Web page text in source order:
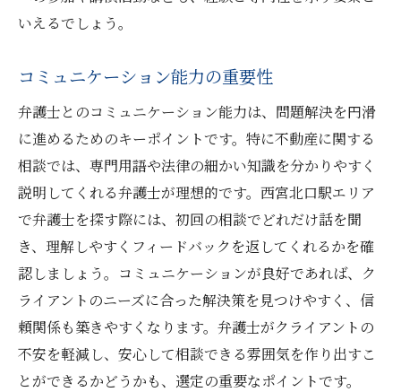
とは
相談しやすい雰囲気の重要性
実績豊富な弁護士を選ぶポイント
初回相談での印象を重視する理由
信頼できる弁護士の選定基準
相談の前に準備すべき資料の一覧
法律問題を抱えた時に頼れる弁護士選びの基準
法律専門家の選定基準を知る
実績と成功事例の確認方法
コミュニケーション力を重視する理由
費用とサービスのバランスを取る
いえるでしょう。
コミュニケーション能力の重要性
弁護士とのコミュニケーション能力は、問題解決を円滑
に進めるためのキーポイントです。特に不動産に関する
相談では、専門用語や法律の細かい知識を分かりやすく
説明してくれる弁護士が理想的です。西宮北口駅エリア
で弁護士を探す際には、初回の相談でどれだけ話を聞
き、理解しやすくフィードバックを返してくれるかを確
認しましょう。コミュニケーションが良好であれば、ク
ライアントのニーズに合った解決策を見つけやすく、信
頼関係も築きやすくなります。弁護士がクライアントの
不安を軽減し、安心して相談できる雰囲気を作り出すこ
とができるかどうかも、選定の重要なポイントです。